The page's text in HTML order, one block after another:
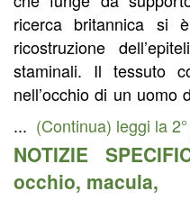
ricerca britannica si
ricostruzione
staminali. Il tessuto
nell’occhio di un
... (Continua) leggi la
NOTIZIE
occhio, macula,